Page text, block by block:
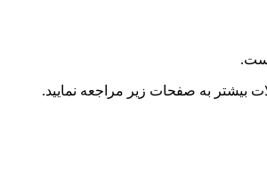
به صفحات زیر مراجعه نمایید.